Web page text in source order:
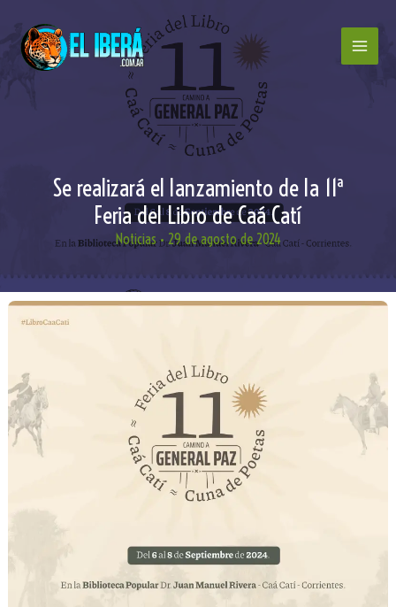
contenido
Se realizará el lanzamiento de la 11ª
Feria del Libro de Caá Catí
Noticias•29 de agosto de 2024